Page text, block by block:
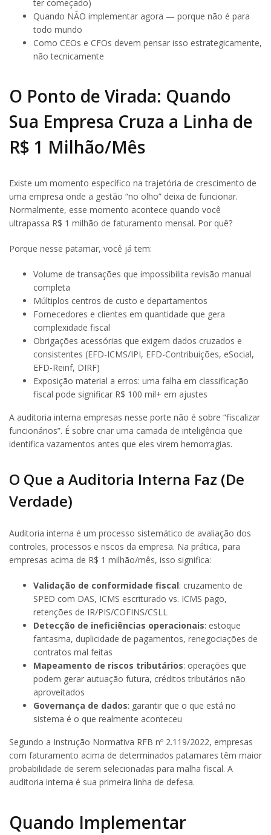
ter começado)
Quando NÃO implementar agora — porque não é para
todo mundo
Como CEOs e CFOs devem pensar isso estrategicamente,
não tecnicamente
O Ponto de Virada: Quando
Sua Empresa Cruza a Linha de
R$ 1 Milhão/Mês
Existe um momento específico na trajetória de crescimento de
uma empresa onde a gestão “no olho” deixa de funcionar.
Normalmente, esse momento acontece quando você
ultrapassa R$ 1 milhão de faturamento mensal. Por quê?
Porque nesse patamar, você já tem:
Volume de transações que impossibilita revisão manual
completa
Múltiplos centros de custo e departamentos
Fornecedores e clientes em quantidade que gera
complexidade fiscal
Obrigações acessórias que exigem dados cruzados e
consistentes (EFD-ICMS/IPI, EFD-Contribuições, eSocial,
EFD-Reinf, DIRF)
Exposição material a erros: uma falha em classificação
fiscal pode significar R$ 100 mil+ em ajustes
A auditoria interna empresas nesse porte não é sobre “fiscalizar
funcionários”. É sobre criar uma camada de inteligência que
identifica vazamentos antes que eles virem hemorragias.
O Que a Auditoria Interna Faz (De
Verdade)
Auditoria interna é um processo sistemático de avaliação dos
controles, processos e riscos da empresa. Na prática, para
empresas acima de R$ 1 milhão/mês, isso significa:
Validação de conformidade fiscal: cruzamento de
SPED com DAS, ICMS escriturado vs. ICMS pago,
retenções de IR/PIS/COFINS/CSLL
Detecção de ineficiências operacionais: estoque
fantasma, duplicidade de pagamentos, renegociações de
contratos mal feitas
Mapeamento de riscos tributários: operações que
podem gerar autuação futura, créditos tributários não
aproveitados
Governança de dados: garantir que o que está no
sistema é o que realmente aconteceu
Segundo a Instrução Normativa RFB nº 2.119/2022, empresas
com faturamento acima de determinados patamares têm maior
probabilidade de serem selecionadas para malha fiscal. A
auditoria interna é sua primeira linha de defesa.
Quando Implementar